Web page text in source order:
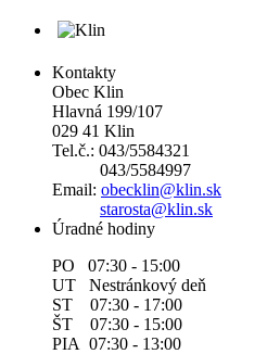
Kontakty
Obec Klin
Hlavná 199/107
029 41 Klin
Tel.č.: 043/5584321
043/5584997
Email: obecklin@klin.sk
starosta@klin.sk
Úradné hodiny
PO 07:30 - 15:00
UT Nestránkový deň
ST 07:30 - 17:00
ŠT 07:30 - 15:00
PIA 07:30 - 13:00